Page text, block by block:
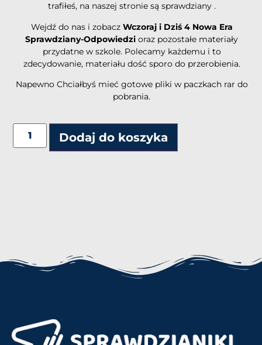
trafiłeś, na naszej stronie są sprawdziany .
Wejdź do nas i zobacz Wczoraj i Dziś 4 Nowa Era
Sprawdziany-Odpowiedzi oraz pozostałe materiały
przydatne w szkole. Polecamy każdemu i to
zdecydowanie, materiału dość sporo do przerobienia.
Napewno Chciałbyś mieć gotowe pliki w paczkach rar do
pobrania.
Dodaj do koszyka